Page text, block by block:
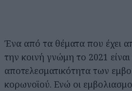
Ένα από τα θέματα που έχει
την κοινή γνώμη το 2021
αποτελεσματικότητα των
κορωνοϊού. Ενώ οι